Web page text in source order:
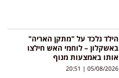
הילד נלכד על "מתקן האריה"
באשקלון – לוחמי האש חילצו
אותו באמצעות מנוף
05/08/2026